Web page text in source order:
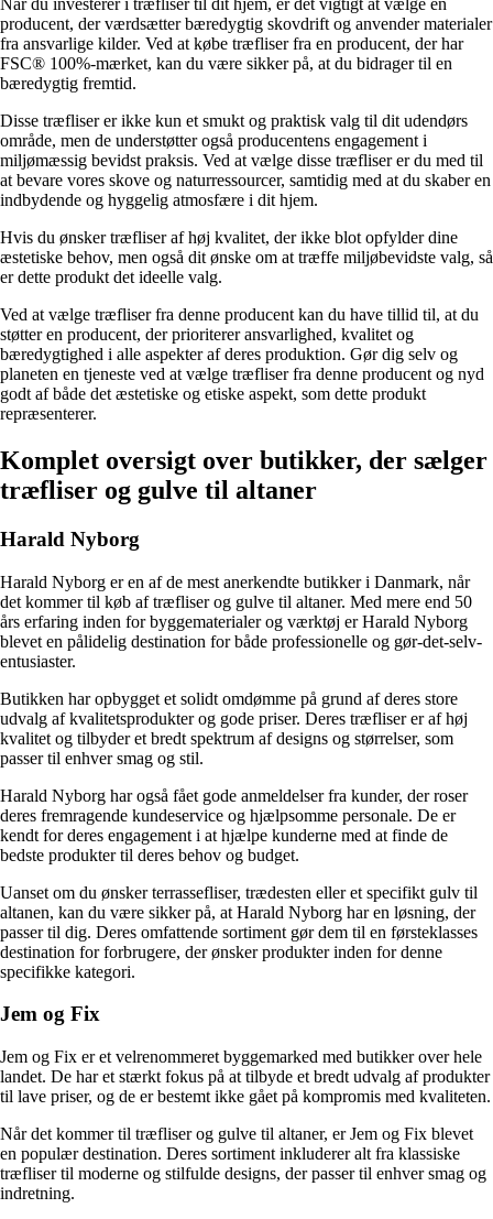
Når du investerer i træfliser til dit hjem, er det vigtigt at vælge en
producent, der værdsætter bæredygtig skovdrift og anvender materialer
fra ansvarlige kilder. Ved at købe træfliser fra en producent, der har
FSC® 100%-mærket, kan du være sikker på, at du bidrager til en
bæredygtig fremtid.
Disse træfliser er ikke kun et smukt og praktisk valg til dit udendørs
område, men de understøtter også producentens engagement i
miljømæssig bevidst praksis. Ved at vælge disse træfliser er du med til
at bevare vores skove og naturressourcer, samtidig med at du skaber en
indbydende og hyggelig atmosfære i dit hjem.
Hvis du ønsker træfliser af høj kvalitet, der ikke blot opfylder dine
æstetiske behov, men også dit ønske om at træffe miljøbevidste valg, så
er dette produkt det ideelle valg.
Ved at vælge træfliser fra denne producent kan du have tillid til, at du
støtter en producent, der prioriterer ansvarlighed, kvalitet og
bæredygtighed i alle aspekter af deres produktion. Gør dig selv og
planeten en tjeneste ved at vælge træfliser fra denne producent og nyd
godt af både det æstetiske og etiske aspekt, som dette produkt
repræsenterer.
Komplet oversigt over butikker, der sælger
træfliser og gulve til altaner
Harald Nyborg
Harald Nyborg er en af de mest anerkendte butikker i Danmark, når
det kommer til køb af træfliser og gulve til altaner. Med mere end 50
års erfaring inden for byggematerialer og værktøj er Harald Nyborg
blevet en pålidelig destination for både professionelle og gør-det-selv-
entusiaster.
Butikken har opbygget et solidt omdømme på grund af deres store
udvalg af kvalitetsprodukter og gode priser. Deres træfliser er af høj
kvalitet og tilbyder et bredt spektrum af designs og størrelser, som
passer til enhver smag og stil.
Harald Nyborg har også fået gode anmeldelser fra kunder, der roser
deres fremragende kundeservice og hjælpsomme personale. De er
kendt for deres engagement i at hjælpe kunderne med at finde de
bedste produkter til deres behov og budget.
Uanset om du ønsker terrassefliser, trædesten eller et specifikt gulv til
altanen, kan du være sikker på, at Harald Nyborg har en løsning, der
passer til dig. Deres omfattende sortiment gør dem til en førsteklasses
destination for forbrugere, der ønsker produkter inden for denne
specifikke kategori.
Jem og Fix
Jem og Fix er et velrenommeret byggemarked med butikker over hele
landet. De har et stærkt fokus på at tilbyde et bredt udvalg af produkter
til lave priser, og de er bestemt ikke gået på kompromis med kvaliteten.
Når det kommer til træfliser og gulve til altaner, er Jem og Fix blevet
en populær destination. Deres sortiment inkluderer alt fra klassiske
træfliser til moderne og stilfulde designs, der passer til enhver smag og
indretning.